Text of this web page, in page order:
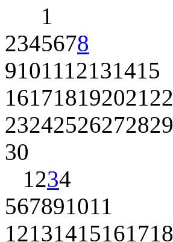
1
2345678
9101112131415
16171819202122
23242526272829
30
1234
567891011
12131415161718